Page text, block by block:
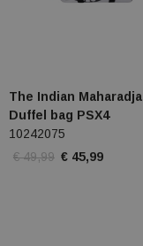
The Indian Maharadja
Duffel bag PSX4
10242075
€ 49,99 € 45,99